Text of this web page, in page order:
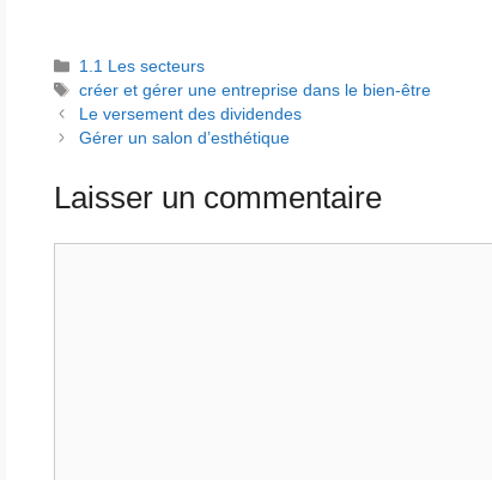
Catégories
1.1 Les secteurs
Étiquettes
créer et gérer une entreprise dans le bien-être
Le versement des dividendes
Gérer un salon d’esthétique
Laisser un commentaire